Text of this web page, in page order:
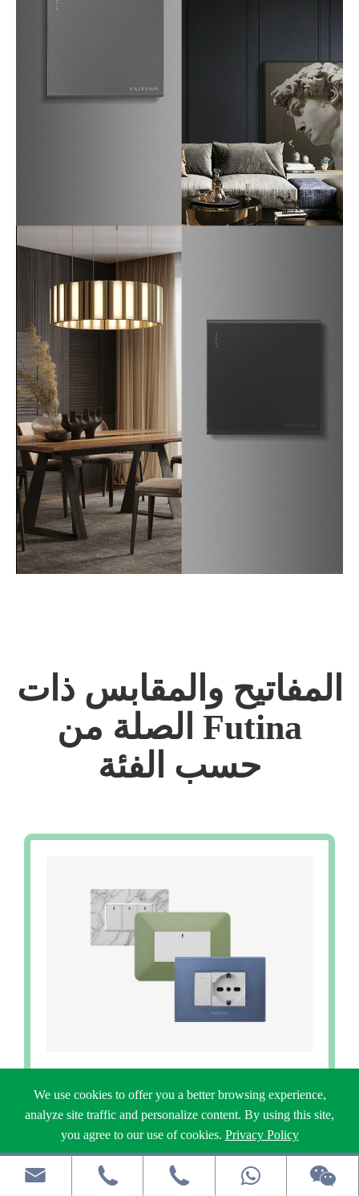
المفاتيح والمقابس ذات
الصلة من Futina
حسب الفئة
مفاتيح ومقابس إيطالية
  
We use cookies to offer you a better browsing experience,
analyze site traffic and personalize content. By using this site,
you agree to our use of cookies. Privacy Policy